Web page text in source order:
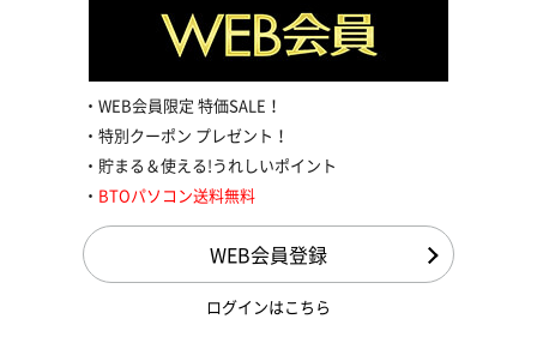
WEB会員限定 特価SALE！
特別クーポン プレゼント！
貯まる＆使える!うれしいポイント
BTOパソコン送料無料
WEB会員登録
ログインはこちら